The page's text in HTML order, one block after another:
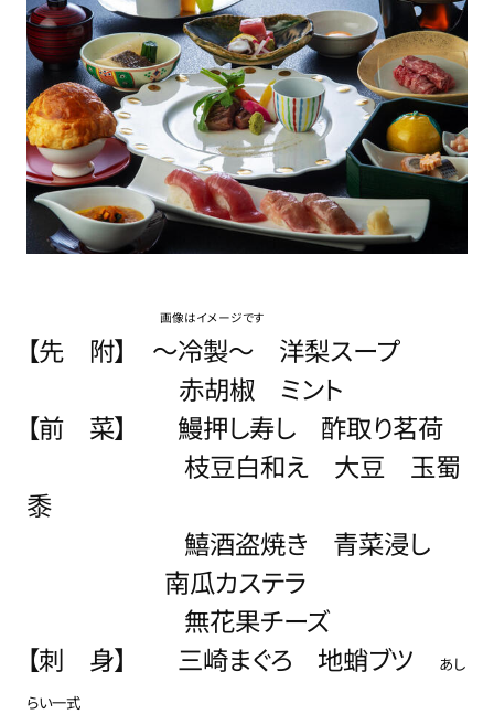
画像はイメージです
【先 附】 ～冷製～ 洋梨スープ
赤胡椒 ミント
【前 菜】 鰻押し寿し 酢取り茗荷
枝豆白和え 大豆 玉蜀
黍
鱚酒盗焼き 青菜浸し
南瓜カステラ
無花果チーズ
【刺 身】 三崎まぐろ 地蛸ブツ
あし
らい一式